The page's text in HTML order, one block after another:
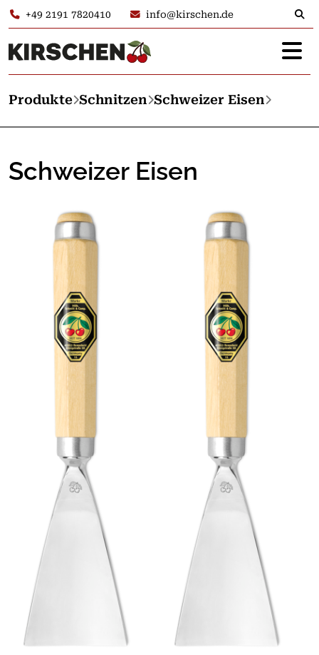
+49 2191 7820410 info@kirschen.de
Produkte Schnitzen Schweizer Eisen
Schweizer Eisen